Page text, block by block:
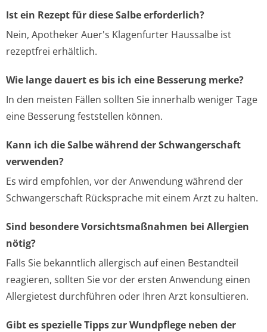
Ist ein Rezept für diese Salbe erforderlich?
Nein, Apotheker Auer's Klagenfurter Haussalbe ist
rezeptfrei erhältlich.
Wie lange dauert es bis ich eine Besserung merke?
In den meisten Fällen sollten Sie innerhalb weniger Tage
eine Besserung feststellen können.
Kann ich die Salbe während der Schwangerschaft
verwenden?
Es wird empfohlen, vor der Anwendung während der
Schwangerschaft Rücksprache mit einem Arzt zu halten.
Sind besondere Vorsichtsmaßnahmen bei Allergien
nötig?
Falls Sie bekanntlich allergisch auf einen Bestandteil
reagieren, sollten Sie vor der ersten Anwendung einen
Allergietest durchführen oder Ihren Arzt konsultieren.
Gibt es spezielle Tipps zur Wundpflege neben der